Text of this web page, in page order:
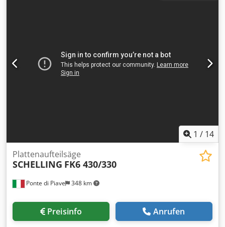
1 / 14
Ponte di Piave 348 km
Plattenaufteilsäge
SCHELLING FK6 430/330
Preisinfo Anrufen